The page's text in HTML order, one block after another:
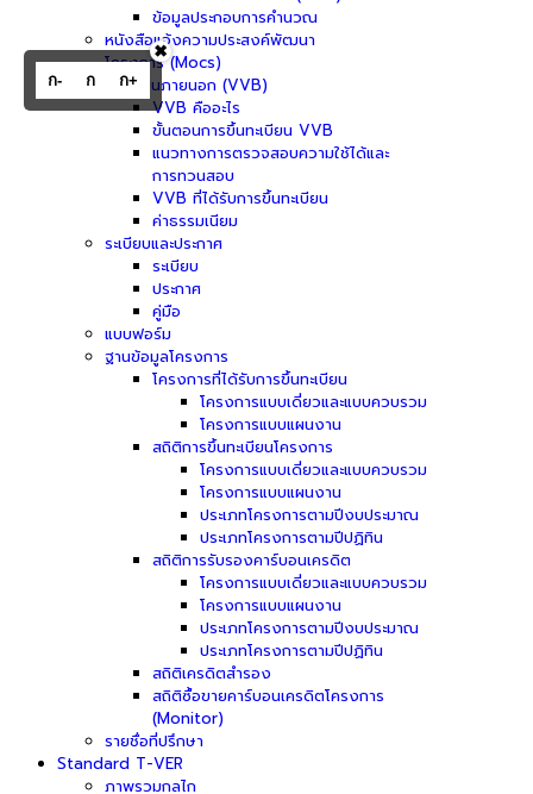
ข้อมูลประกอบการคำนวณ
หนังสือแจ้งความประสงค์พัฒนา
โครงการ (Mocs)
ผู้ประเมินภายนอก (VVB)
VVB คืออะไร
ขั้นตอนการขึ้นทะเบียน VVB
แนวทางการตรวจสอบความใช้ได้และ
การทวนสอบ
VVB ที่ได้รับการขึ้นทะเบียน
ค่าธรรมเนียม
ระเบียบและประกาศ
ระเบียบ
ประกาศ
คู่มือ
แบบฟอร์ม
ฐานข้อมูลโครงการ
โครงการที่ได้รับการขึ้นทะเบียน
โครงการแบบเดี่ยวและแบบควบรวม
โครงการแบบแผนงาน
สถิติการขึ้นทะเบียนโครงการ
โครงการแบบเดี่ยวและแบบควบรวม
โครงการแบบแผนงาน
ประเภทโครงการตามปีงบประมาณ
ประเภทโครงการตามปีปฏิทิน
สถิติการรับรองคาร์บอนเครดิต
โครงการแบบเดี่ยวและแบบควบรวม
โครงการแบบแผนงาน
ประเภทโครงการตามปีงบประมาณ
ประเภทโครงการตามปีปฏิทิน
สถิติเครดิตสำรอง
สถิติซื้อขายคาร์บอนเครดิตโครงการ
(Monitor)
รายชื่อที่ปรึกษา
Standard T-VER
ภาพรวมกลไก
ก- ก ก+
✖